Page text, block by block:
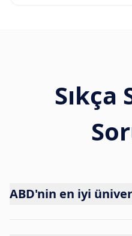
Sıkça
ABD'nin en iyi